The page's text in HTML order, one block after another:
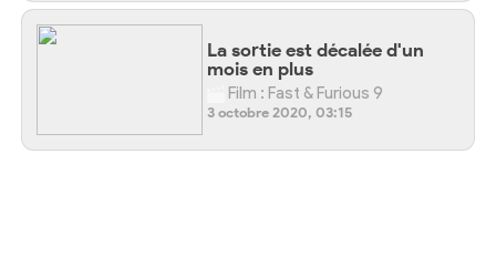
La sortie est décalée d'un
mois en plus
Film : Fast & Furious 9
3 octobre 2020, 03:15